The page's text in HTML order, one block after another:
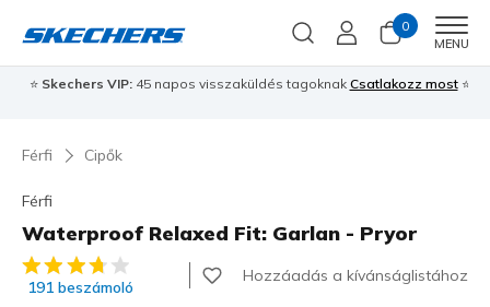
0
MENU
⭐Skechers VIP:45 napos visszaküldés tagoknakCsatlakozz most⭐
Férfi Cipők
Férfi
Waterproof Relaxed Fit: Garlan - Pryor
4,1 az 5-ből ügyfélértékelés
191 beszámoló
Hozzáadás a kívánságlistához